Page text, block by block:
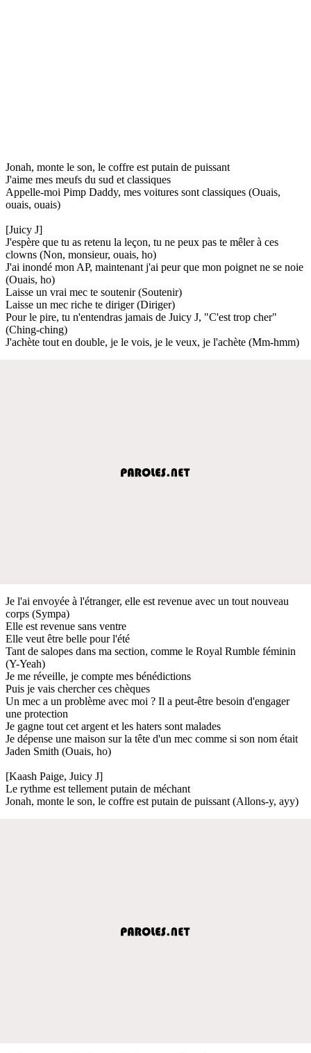
Jonah, monte le son, le coffre est putain de puissant
J'aime mes meufs du sud et classiques
Appelle-moi Pimp Daddy, mes voitures sont classiques (Ouais,
ouais, ouais)
[Juicy J]
J'espère que tu as retenu la leçon, tu ne peux pas te mêler à ces
clowns (Non, monsieur, ouais, ho)
J'ai inondé mon AP, maintenant j'ai peur que mon poignet ne se noie
(Ouais, ho)
Laisse un vrai mec te soutenir (Soutenir)
Laisse un mec riche te diriger (Diriger)
Pour le pire, tu n'entendras jamais de Juicy J, "C'est trop cher"
(Ching-ching)
J'achète tout en double, je le vois, je le veux, je l'achète (Mm-hmm)
Je l'ai envoyée à l'étranger, elle est revenue avec un tout nouveau
corps (Sympa)
Elle est revenue sans ventre
Elle veut être belle pour l'été
Tant de salopes dans ma section, comme le Royal Rumble féminin
(Y-Yeah)
Je me réveille, je compte mes bénédictions
Puis je vais chercher ces chèques
Un mec a un problème avec moi ? Il a peut-être besoin d'engager
une protection
Je gagne tout cet argent et les haters sont malades
Je dépense une maison sur la tête d'un mec comme si son nom était
Jaden Smith (Ouais, ho)
[Kaash Paige, Juicy J]
Le rythme est tellement putain de méchant
Jonah, monte le son, le coffre est putain de puissant (Allons-y, ayy)